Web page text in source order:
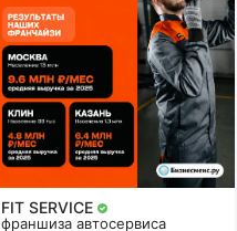
FIT SERVICE
франшиза автосервиса